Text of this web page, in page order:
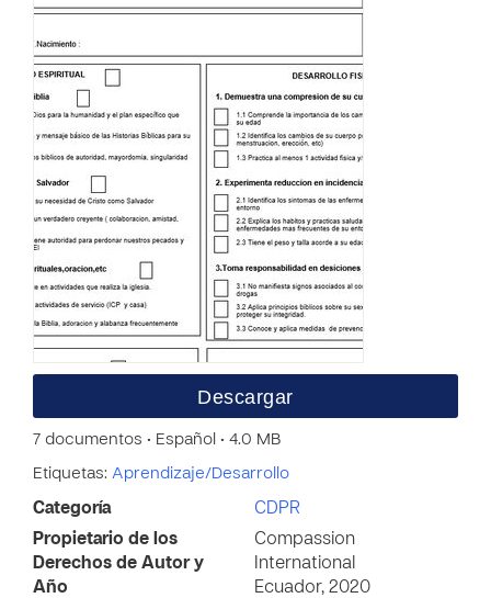
Descargar
7 documentos • Español • 4.0 MB
Etiquetas: Aprendizaje/Desarrollo
Categoría
CDPR
Propietario de los
Derechos de Autor y
Año
Compassion
International
Ecuador, 2020